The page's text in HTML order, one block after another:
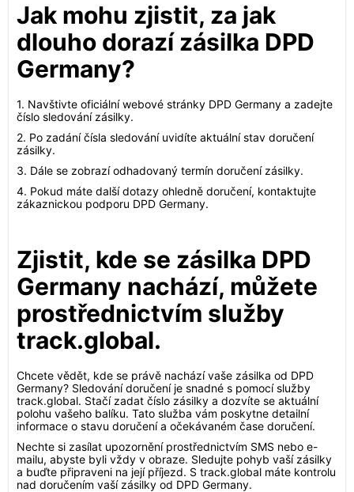
Jak mohu zjistit, za jak
dlouho dorazí zásilka DPD
Germany?
1. Navštivte oficiální webové stránky DPD Germany a zadejte
číslo sledování zásilky.
2. Po zadání čísla sledování uvidíte aktuální stav doručení
zásilky.
3. Dále se zobrazí odhadovaný termín doručení zásilky.
4. Pokud máte další dotazy ohledně doručení, kontaktujte
zákaznickou podporu DPD Germany.
Zjistit, kde se zásilka DPD
Germany nachází, můžete
prostřednictvím služby
track.global.
Chcete vědět, kde se právě nachází vaše zásilka od DPD
Germany? Sledování doručení je snadné s pomocí služby
track.global. Stačí zadat číslo zásilky a dozvíte se aktuální
polohu vašeho balíku. Tato služba vám poskytne detailní
informace o stavu doručení a očekávaném čase doručení.
Nechte si zasílat upozornění prostřednictvím SMS nebo e-
mailu, abyste byli vždy v obraze. Sledujte pohyb vaší zásilky
a buďte připraveni na její příjezd. S track.global máte kontrolu
nad doručením vaší zásilky od DPD Germany.